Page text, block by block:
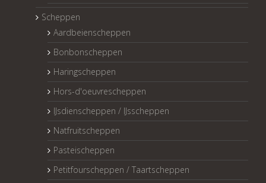
Scheppen
Aardbeienscheppen
Bonbonscheppen
Haringscheppen
Hors-d'oeuvrescheppen
IJsdienscheppen / IJsscheppen
Natfruitscheppen
Pasteischeppen
Petitfourscheppen / Taartscheppen